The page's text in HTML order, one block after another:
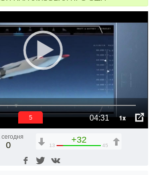
04:31 1x
5
0
+32
13 45